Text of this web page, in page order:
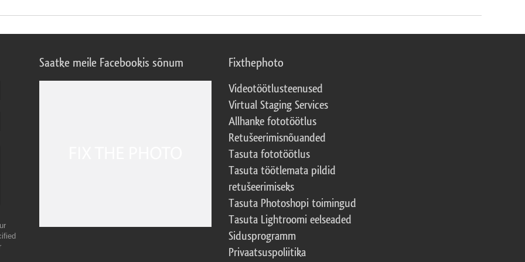
Saatke meile Facebookis sõnum Fixthephoto
Videotöötlusteenused
Virtual Staging Services
Allhanke fototöötlus
Retušeerimisnõuanded
Tasuta fototöötlus
Tasuta töötlemata pildid
retušeerimiseks
Tasuta Photoshopi toimingud
Tasuta Lightroomi eelseaded
Sidusprogramm
Privaatsuspoliitika